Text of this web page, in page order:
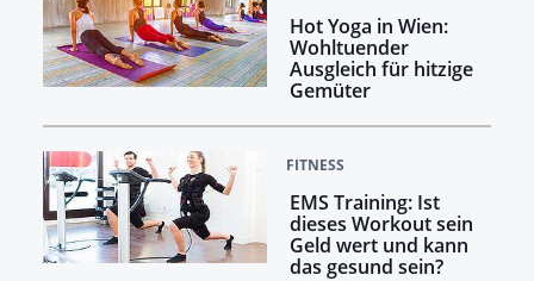
Hot Yoga in Wien:
Wohltuender
Ausgleich für hitzige
Gemüter
FITNESS
EMS Training: Ist
dieses Workout sein
Geld wert und kann
das gesund sein?